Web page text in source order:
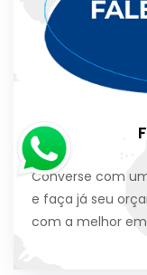
Converse com
e faça já seu
com a melhor